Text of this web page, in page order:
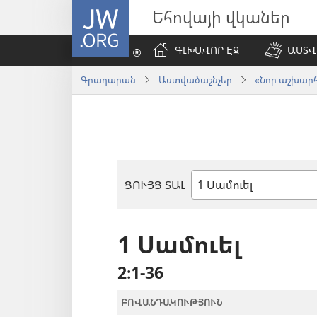
JW.ORG Եհովայի վկաներ
ԳԼԽԱՎՈՐ ԷՋ
Գրադարան Աստվածաշնչեր «Նոր
ՑՈՒՅՑ ՏԱԼ
Աստվածաշնչյան
1 Սամուել
2։1-36
ԲՈՎԱՆԴԱԿՈՒԹՅՈՒՆ